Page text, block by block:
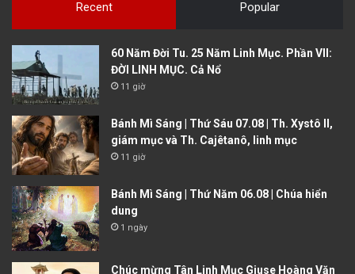
Recent Popular
60 Năm Đời Tu. 25 Năm Linh Mục. Phần VII:
ĐỜI LINH MỤC. Cả Nổ
11 giờ
Bánh Mì Sáng | Thứ Sáu 07.08 | Th. Xystô II,
giám mục và Th. Cajêtanô, linh mục
11 giờ
Bánh Mì Sáng | Thứ Năm 06.08 | Chúa hiển
dung
1 ngày
Chúc mừng Tân Linh Mục Giuse Hoàng Văn